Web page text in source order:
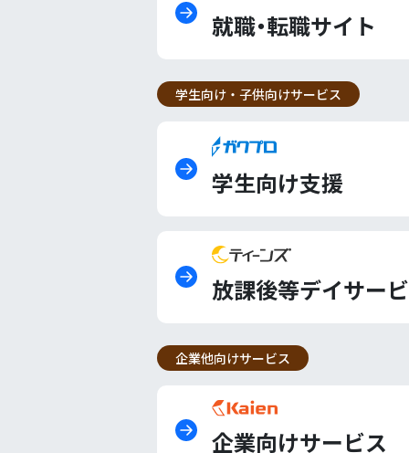
就職・転職サイト
学生向け・子供向けサービス
学生向け支援
放課後等デイサー
企業他向けサービス
企業向けサービス